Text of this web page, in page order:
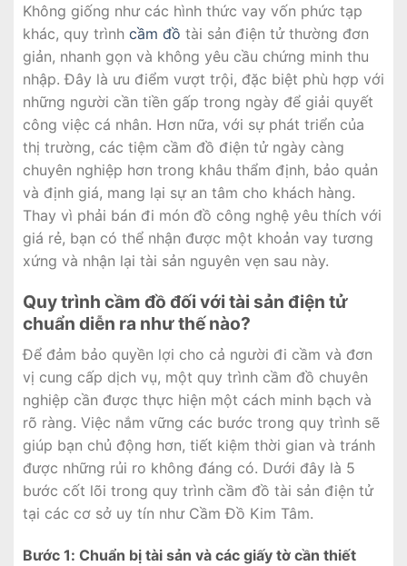
Không giống như các hình thức vay vốn phức tạp
khác, quy trình cầm đồ tài sản điện tử thường đơn
giản, nhanh gọn và không yêu cầu chứng minh thu
nhập. Đây là ưu điểm vượt trội, đặc biệt phù hợp với
những người cần tiền gấp trong ngày để giải quyết
công việc cá nhân. Hơn nữa, với sự phát triển của
thị trường, các tiệm cầm đồ điện tử ngày càng
chuyên nghiệp hơn trong khâu thẩm định, bảo quản
và định giá, mang lại sự an tâm cho khách hàng.
Thay vì phải bán đi món đồ công nghệ yêu thích với
giá rẻ, bạn có thể nhận được một khoản vay tương
xứng và nhận lại tài sản nguyên vẹn sau này.
Quy trình cầm đồ đối với tài sản điện tử
chuẩn diễn ra như thế nào?
Để đảm bảo quyền lợi cho cả người đi cầm và đơn
vị cung cấp dịch vụ, một quy trình cầm đồ chuyên
nghiệp cần được thực hiện một cách minh bạch và
rõ ràng. Việc nắm vững các bước trong quy trình sẽ
giúp bạn chủ động hơn, tiết kiệm thời gian và tránh
được những rủi ro không đáng có. Dưới đây là 5
bước cốt lõi trong quy trình cầm đồ tài sản điện tử
tại các cơ sở uy tín như Cầm Đồ Kim Tâm.
Bước 1: Chuẩn bị tài sản và các giấy tờ cần thiết